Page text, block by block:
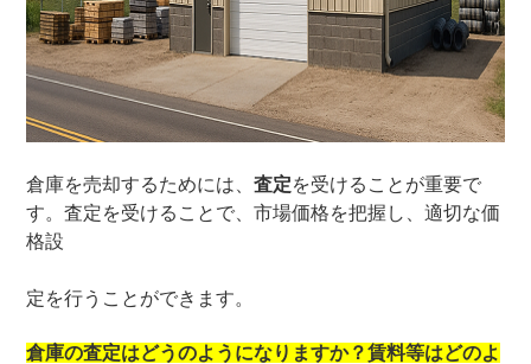
倉庫を売却するためには、査定を受けることが重要で
す。査定を受けることで、市場価格を把握し、適切な価
格設
定を行うことができます。
倉庫の査定はどうのようになりますか？賃料等はどのよ